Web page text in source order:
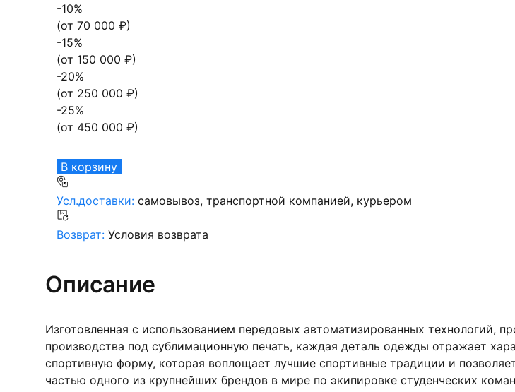
-10%
(от 70 000 ₽)
-15%
(от 150 000 ₽)
-20%
(от 250 000 ₽)
-25%
(от 450 000 ₽)
В корзину
Усл.доставки: самовывоз, транспортной компанией, курьером
Возврат: Условия возврата
Описание
Изготовленная с использованием передовых автоматизированных технологий,
производства под сублимационную печать, каждая деталь одежды отражает
спортивную форму, которая воплощает лучшие спортивные традиции и
частью одного из крупнейших брендов в мире по экипировке студенческих